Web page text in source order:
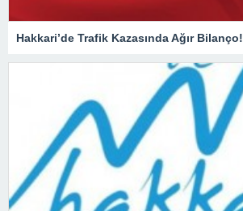
Hakkari’de Trafik Kazasında Ağır Bilanço!